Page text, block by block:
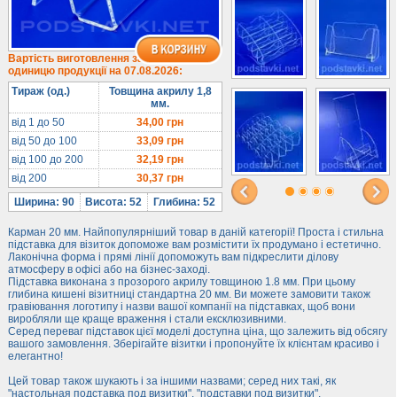
1/3 формату А4
Комбіновані
Навісні кишені
Менюхолдери
Під мобільні
Під біжутерію
Гірки та подіуми
Під косметику
Під солодке
Для хот-догів
Лототрони
Ящики з акрилу
Цінники
Засоби захисту
Інформ. стенди
Вартість виготовлення за
одиницю продукції на 07.08.2026:
Тираж (од.)
Товщина акрилу 1,8
мм.
від 1 до 50
34,00 грн
від 50 до 100
33,09 грн
від 100 до 200
32,19 грн
від 200
30,37 грн
Ширина: 90
Висота: 52 Глибина: 52
Карман 20 мм. Найпопулярніший товар в даній категорії! Проста і стильна
підставка для візиток допоможе вам розмістити їх продумано і естетично.
Лаконічна форма і прямі лінії допоможуть вам підкреслити ділову
атмосферу в офісі або на бізнес-заході.
Підставка виконана з прозорого акрилу товщиною 1.8 мм. При цьому
глибина кишені візитниці стандартна 20 мм. Ви можете замовити також
гравіювання логотипу і назви вашої компанії на підставках, щоб вони
виробляли ще краще враження і стали ексклюзивними.
Серед переваг підставок цієї моделі доступна ціна, що залежить від обсягу
вашого замовлення. Зберігайте візитки і пропонуйте їх клієнтам красиво і
елегантно!
Цей товар також шукають і за іншими назвами; серед них такі, як
"настольная подставка под визитки", "подставки под визитки".